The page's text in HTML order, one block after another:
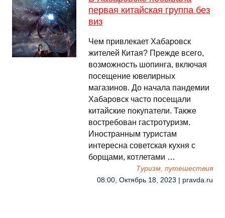
первая китайская группа без
виз
Чем привлекает Хабаровск
жителей Китая? Прежде всего,
возможность шопинга, включая
посещение ювелирных
магазинов. До начала пандемии
Хабаровск часто посещали
китайские покупатели. Также
востребован гастротуризм.
Иностранным туристам
интересна советская кухня с
борщами, котлетами …
Туризм, путешествия
08:00, Октябрь 18, 2023 | pravda.ru